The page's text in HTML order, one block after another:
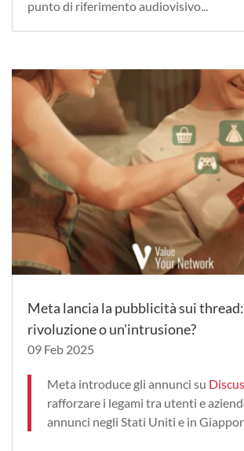
punto di riferimento audiovisivo...
Meta lancia la pubblicità sui
rivoluzione o un'intrusione?
09 Feb 2025
Meta introduce gli annunci su
rafforzare i legami tra utenti e
annunci negli Stati Uniti e in